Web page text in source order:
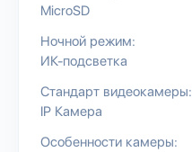
MicroSD
Ночной режим:
ИК-подсветка
Стандарт видеокамеры:
IP Камера
Особенности камеры: